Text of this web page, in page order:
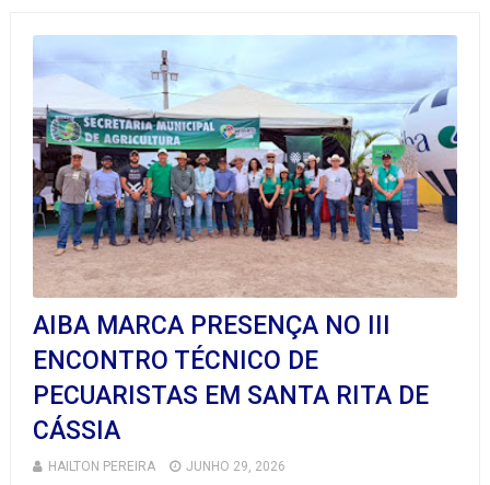
AIBA MARCA PRESENÇA NO III
ENCONTRO TÉCNICO DE
PECUARISTAS EM SANTA RITA DE
CÁSSIA
HAILTON PEREIRA JUNHO 29, 2026